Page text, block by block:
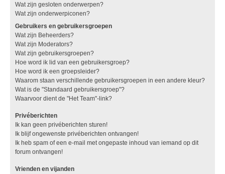
Wat zijn gesloten onderwerpen?
Wat zijn onderwerpiconen?
Gebruikers en gebruikersgroepen
Wat zijn Beheerders?
Wat zijn Moderators?
Wat zijn gebruikersgroepen?
Hoe word ik lid van een gebruikersgroep?
Hoe word ik een groepsleider?
Waarom staan verschillende gebruikersgroepen in een andere kleur?
Wat is de "Standaard gebruikersgroep"?
Waarvoor dient de "Het Team"-link?
Privéberichten
Ik kan geen privéberichten sturen!
Ik blijf ongewenste privéberichten ontvangen!
Ik heb spam of een e-mail met ongepaste inhoud van iemand op dit
forum ontvangen!
Vrienden en vijanden